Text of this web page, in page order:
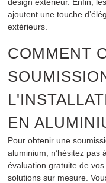
ajoutent une touche
extérieurs.
COMMENT
EN
Pour obtenir une
aluminium, n’hésitez pas
évaluation gratuite de
solutions sur mesure.